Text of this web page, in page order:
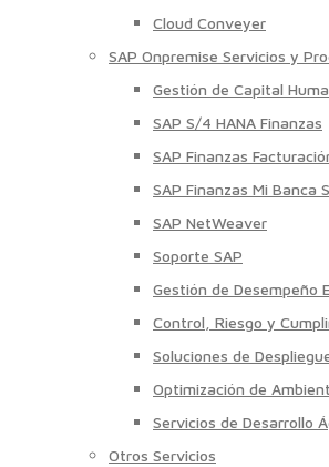
Cloud Conveyer
SAP Onpremise Servicios y
Gestión de Capital
SAP S/4 HANA Finanzas
SAP Finanzas
SAP Finanzas Mi Banca
SAP NetWeaver
Soporte SAP
Gestión de Desempeño
Control, Riesgo y
Soluciones de
Optimización de
Servicios de Desarrollo
Otros Servicios